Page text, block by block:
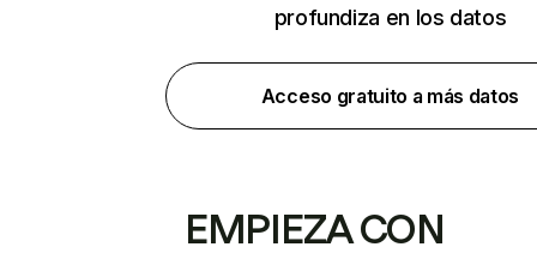
profundiza en los datos
Acceso gratuito a más datos
EMPIEZA CON